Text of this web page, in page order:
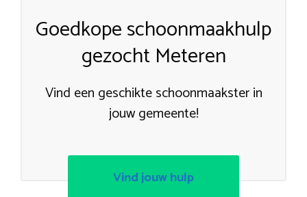
Goedkope schoonmaakhulp
gezocht Meteren
Vind een geschikte schoonmaakster in
jouw gemeente!
Vind jouw hulp